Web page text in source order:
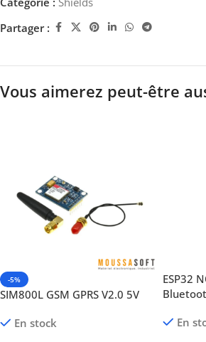
Partager :
Vous aimerez peut-être
-5%
SIM800L GSM GPRS V2.0 5V
En stock
ESP32
En